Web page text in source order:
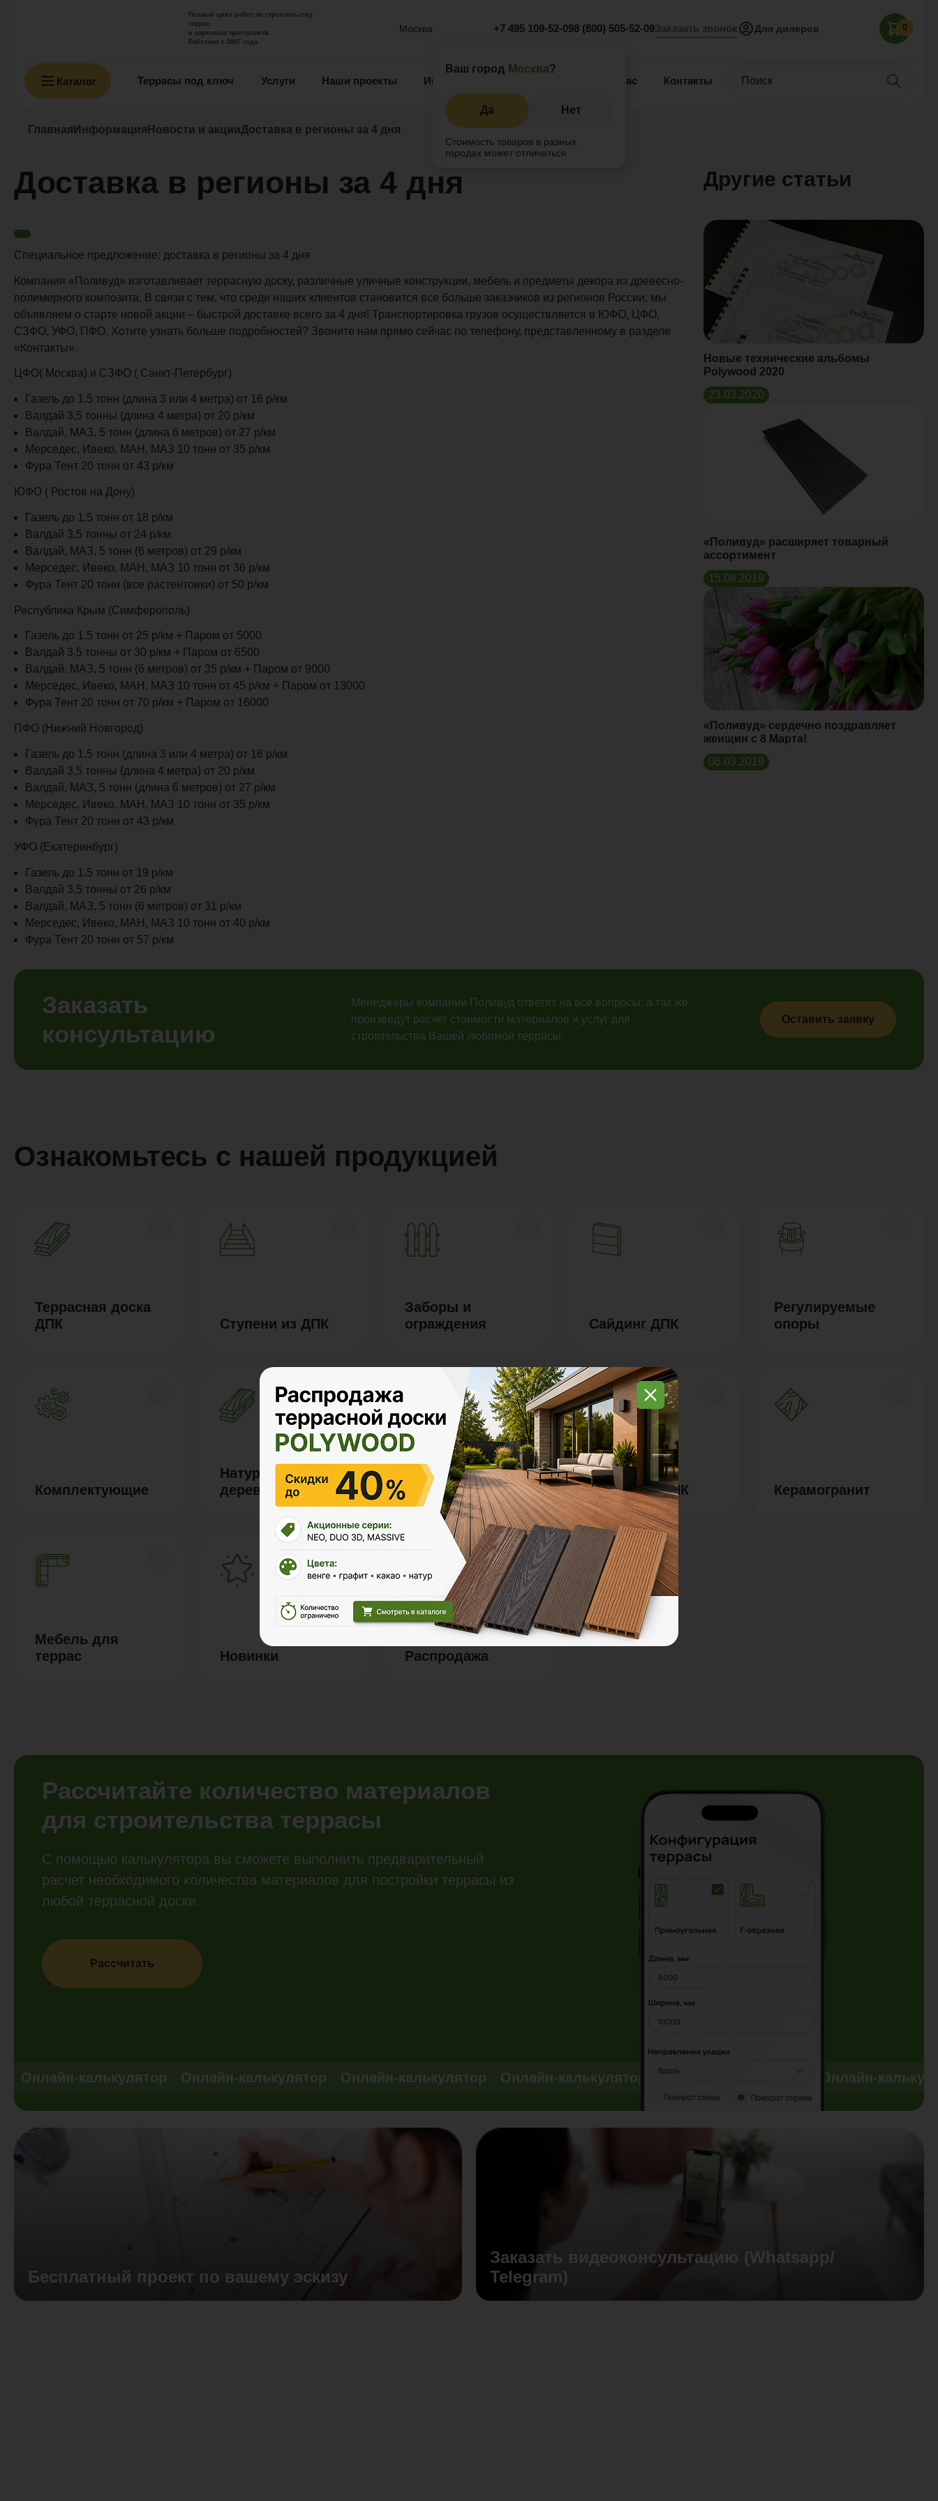
Полный цикл работ по строительству
террас
и парковых пространств.
Работаем с 2007 года.
Москва
Ваш город Москва?
Да Нет
Стоимость товаров в разных
городах может отличаться
+7 495 109-52-098 (800) 505-52-09Заказать звонок Для дилеров 0
Каталог Террасы под ключ Услуги Наши проекты Информация О нас Контакты
Главная Информация Новости и акцииДоставка в регионы за 4 дня
Доставка в регионы за 4 дня
Специальное предложение: доставка в регионы за 4 дня
Компания «Поливуд» изготавливает террасную доску, различные уличные конструкции, мебель и предметы декора из древесно-
полимерного композита. В связи с тем, что среди наших клиентов становится все больше заказчиков из регионов России, мы
объявляем о старте новой акции – быстрой доставке всего за 4 дня! Транспортировка грузов осуществляется в ЮФО, ЦФО,
СЗФО, УФО, ПФО. Хотите узнать больше подробностей? Звоните нам прямо сейчас по телефону, представленному в разделе
«Контакты».
ЦФО( Москва) и СЗФО ( Санкт-Петербург)
Газель до 1.5 тонн (длина 3 или 4 метра) от 16 р/км
Валдай 3,5 тонны (длина 4 метра) от 20 р/км
Валдай, МАЗ, 5 тонн (длина 6 метров) от 27 р/км
Мерседес, Ивеко, МАН, МАЗ 10 тонн от 35 р/км
Фура Тент 20 тонн от 43 р/км
ЮФО ( Ростов на Дону)
Газель до 1.5 тонн от 18 р/км
Валдай 3,5 тонны от 24 р/км
Валдай, МАЗ, 5 тонн (6 метров) от 29 р/км
Мерседес, Ивеко, МАН, МАЗ 10 тонн от 36 р/км
Фура Тент 20 тонн (все растентовки) от 50 р/км
Республика Крым (Симферополь)
Газель до 1.5 тонн от 25 р/км + Паром от 5000
Валдай 3,5 тонны от 30 р/км + Паром от 6500
Валдай, МАЗ, 5 тонн (6 метров) от 35 р/км + Паром от 9000
Мерседес, Ивеко, МАН, МАЗ 10 тонн от 45 р/км + Паром от 13000
Фура Тент 20 тонн от 70 р/км + Паром от 16000
ПФО (Нижний Новгород)
Газель до 1.5 тонн (длина 3 или 4 метра) от 16 р/км
Валдай 3,5 тонны (длина 4 метра) от 20 р/км
Валдай, МАЗ, 5 тонн (длина 6 метров) от 27 р/км
Мерседес, Ивеко, МАН, МАЗ 10 тонн от 35 р/км
Фура Тент 20 тонн от 43 р/км
УФО (Екатеринбург)
Газель до 1.5 тонн от 19 р/км
Валдай 3,5 тонны от 26 р/км
Валдай, МАЗ, 5 тонн (6 метров) от 31 р/км
Мерседес, Ивеко, МАН, МАЗ 10 тонн от 40 р/км
Фура Тент 20 тонн от 57 р/км
Другие статьи
Новые технические альбомы
Polywood 2020
23.03.2020
«Поливуд» расширяет товарный
ассортимент
15.08.2019
«Поливуд» сердечно поздравляет
женщин с 8 Марта!
06.03.2019
Заказать
консультацию
Менеджеры компании Поливуд ответят на все вопросы, а так же
произведут расчет стоимости материалов и услуг для
строительства Вашей любимой террасы.
Оставить заявку
Ознакомьтесь с нашей продукцией
Террасная доска
ДПК
Ступени из ДПК
Заборы и
ограждения
Сайдинг ДПК
Регулируемые
опоры
Комплектующие
Натуральное
дерево
Маркизы и
перголы
Грядки из ДПК Керамогранит
Мебель для
террас
Новинки Распродажа
Рассчитайте количество материалов
для строительства террасы
С помощью калькулятора вы сможете выполнить предварительный
расчет необходимого количества материалов для постройки террасы из
любой террасной доски.
Рассчитать
Онлайн-калькулятор Онлайн-калькулятор Онлайн-калькулятор Онлайн-калькулятор Онлайн-калькулятор Онлайн-
Бесплатный проект по вашему эскизу
Заказать видеоконсультацию (Whatsapp/
Telegram)